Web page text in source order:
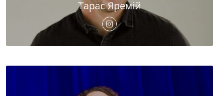
Тарас Яремій